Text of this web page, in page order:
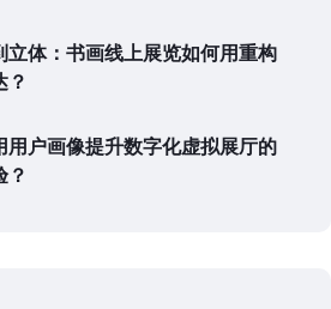
立体：书画线上展览如何用重构
？
用户画像提升数字化虚拟展厅的
？